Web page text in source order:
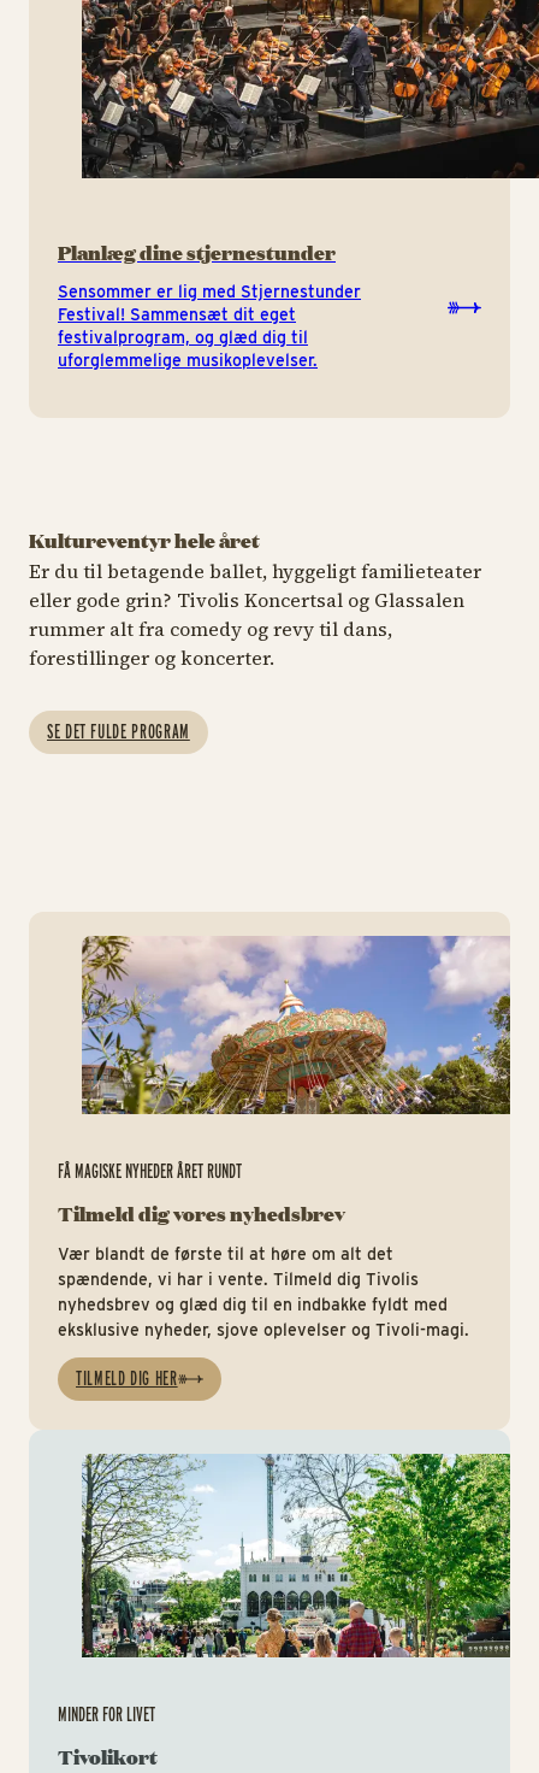
Planlæg dine stjernestunder
Sensommer er lig med Stjernestunder
Festival! Sammensæt dit eget
festivalprogram, og glæd dig til
uforglemmelige musikoplevelser.
Kultureventyr hele året
Er du til betagende ballet, hyggeligt familieteater
eller gode grin? Tivolis Koncertsal og Glassalen
rummer alt fra comedy og revy til dans,
forestillinger og koncerter.
SE DET FULDE PROGRAM
Aristo Sham – fra
vidunderbarn til
stjernepianist
SOMMERKLASSISK
KØB BILLETTER
Dorthe Gerlach &
Pernille
FÅ MAGISKE NYHEDER ÅRET RUNDT
Tilmeld dig vores nyhedsbrev
Vær blandt de første til at høre om alt det
spændende, vi har i vente. Tilmeld dig Tivolis
nyhedsbrev og glæd dig til en indbakke fyldt med
eksklusive nyheder, sjove oplevelser og Tivoli-magi.
TILMELD DIG HER
MINDER FOR LIVET
Tivolikort